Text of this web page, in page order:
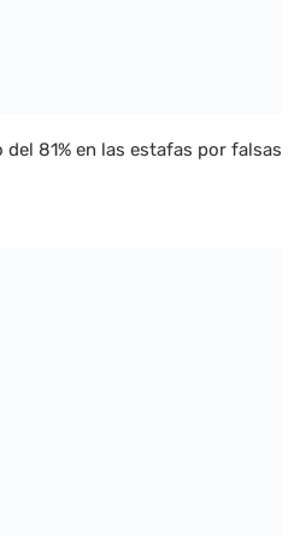
81% en las estafas por falsas